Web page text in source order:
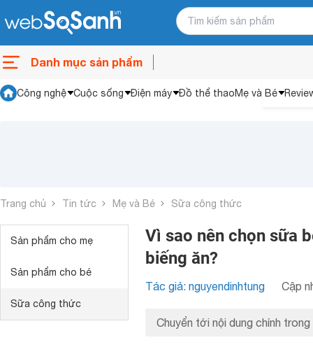
Danh mục sản phẩm
Công nghệ Cuộc sống Điện máy Đồ thể thaoMẹ và Bé
Trang chủ Tin tức Mẹ và Bé Sữa công thức
Sản phẩm cho mẹ
Sản phẩm cho bé
Sữa công thức
Vì sao nên chọn sữa
biếng ăn?
Tác giả: nguyendinhtung Cập
Chuyển tới nội dung chính trong